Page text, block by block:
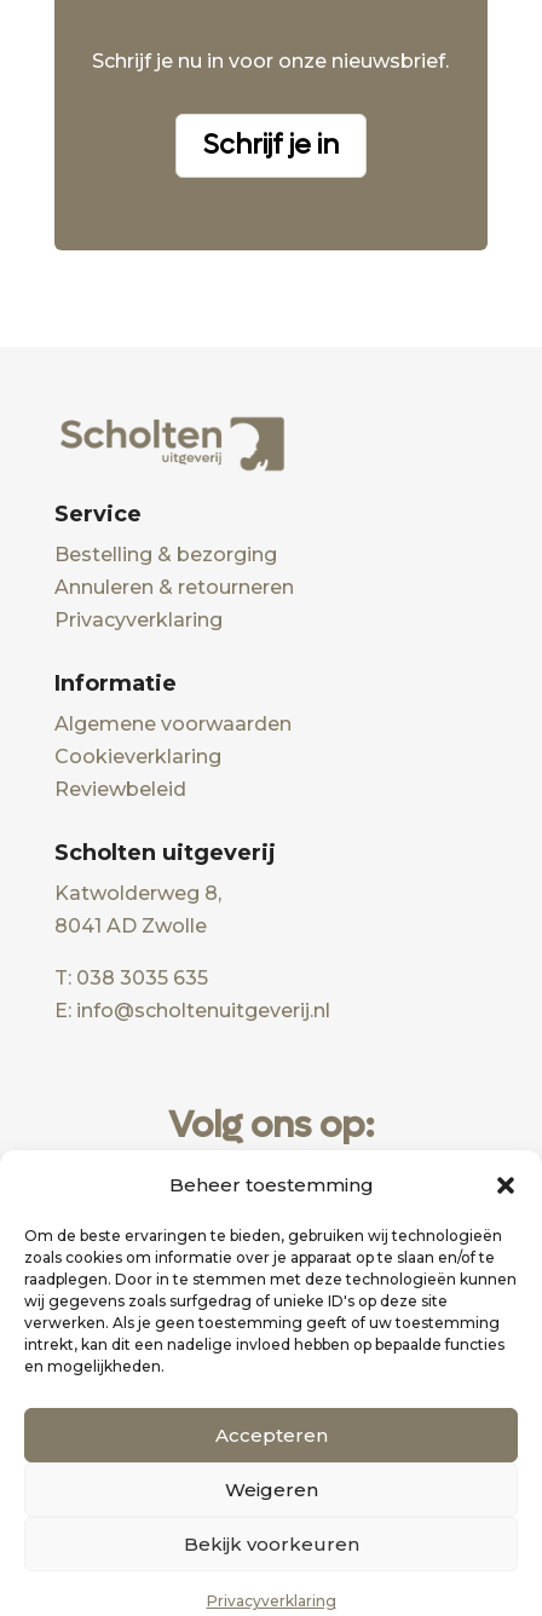
Beheer toestemming
Om de beste ervaringen te bieden, gebruiken wij technologieën
zoals cookies om informatie over je apparaat op te slaan en/of te
raadplegen. Door in te stemmen met deze technologieën kunnen
wij gegevens zoals surfgedrag of unieke ID's op deze site
verwerken. Als je geen toestemming geeft of uw toestemming
intrekt, kan dit een nadelige invloed hebben op bepaalde functies
en mogelijkheden.
Accepteren
Weigeren
Bekijk voorkeuren
Privacyverklaring
Schrijf je nu in voor onze nieuwsbrief.
Schrijf je in
Service
Bestelling & bezorging
Annuleren & retourneren
Privacyverklaring
Informatie
Algemene voorwaarden
Cookieverklaring
Reviewbeleid
Scholten uitgeverij
Katwolderweg 8,
8041 AD Zwolle
T: 038 3035 635
E: info@scholtenuitgeverij.nl
Volg ons op:
Website realisatie doorZakelijk Bereikbaar
Alle rechten voorbehouden